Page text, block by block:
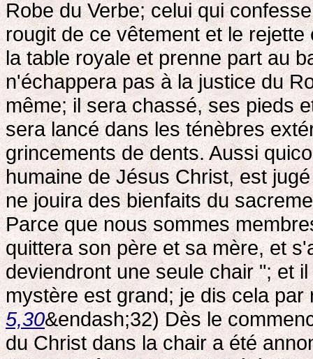
Robe du Verbe; celui qui
rougit de ce vêtement et le
la table royale et prenne part au
n'échappera pas à la justice du
même; il sera chassé, ses pieds
sera lancé dans les ténèbres
grincements de dents. Aussi
humaine de Jésus Christ, est
ne jouira des bienfaits du
Parce que nous sommes
quittera son père et sa mère, et
deviendront une seule chair "; et
mystère est grand; je dis cela
5,30&endash;32) Dès le
du Christ dans la chair a été